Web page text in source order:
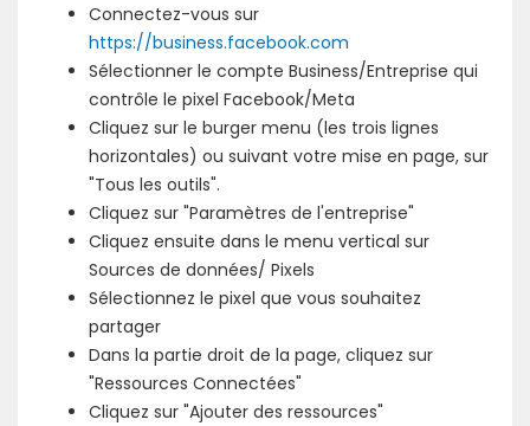
Connectez-vous sur
https://business.facebook.com
Sélectionner le compte Business/Entreprise qui
contrôle le pixel Facebook/Meta
Cliquez sur le burger menu (les trois lignes
horizontales) ou suivant votre mise en page, sur
"Tous les outils".
Cliquez sur "Paramètres de l'entreprise"
Cliquez ensuite dans le menu vertical sur
Sources de données/ Pixels
Sélectionnez le pixel que vous souhaitez
partager
Dans la partie droit de la page, cliquez sur
"Ressources Connectées"
Cliquez sur "Ajouter des ressources"